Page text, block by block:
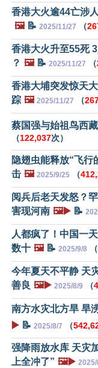
香港大火逾44亡涉
🖼️📝 2025/11/27 （
香港大火升至55死
？ 🖼️📝 2025/11/27 （
香港大埔突发惊天
踪 🖼️ 2025/11/27 （
蔡国强与始祖鸟西
（122,037次）
隐翅虫能释放“飞行
击 🖼️ 2025/9/25 （
阅兵后老天发怒？
害现河南 🖼️▶️ 📝
人都疯了！中国一
数十 🖼️📝 2025/9/8 （
今年夏天不平静 天
善良 🖼️▶️ 2025/8/9 （
南方水灾北方旱 旱
▶️ 📝 2025/8/7 （
强降雨放水库 天灾
上全冲了” 🖼️▶️ 2025/